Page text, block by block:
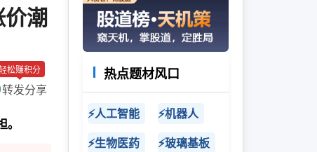
潮
松赚积分
转发分享
热点题材风口
⚡人工智能
⚡机器人
⚡生物医药
⚡玻璃基板